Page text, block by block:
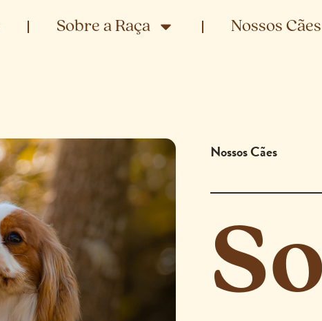
Sobre a Raça Nossos Cães
Nossos Cães